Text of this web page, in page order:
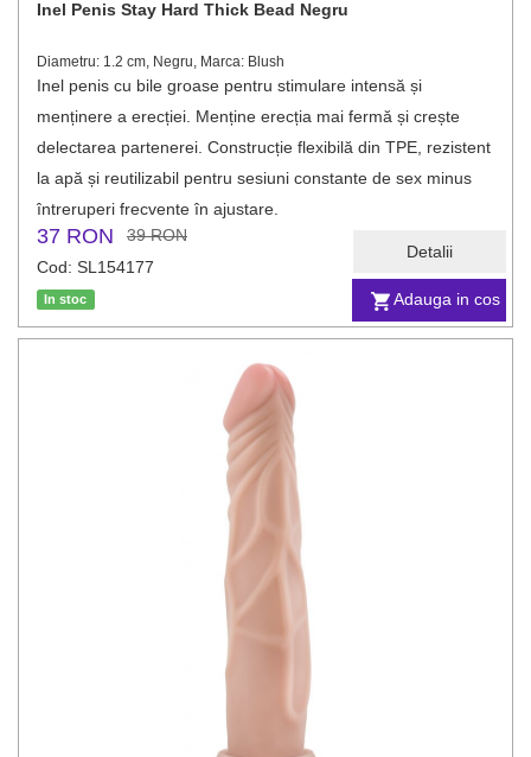
Adauga in cos
Detalii
Inel Penis Stay Hard Thick Bead Negru
Diametru: 1.2 cm, Negru, Marca: Blush
Inel penis cu bile groase pentru stimulare intensă și
menținere a erecției. Menține erecția mai fermă și crește
delectarea partenerei. Construcție flexibilă din TPE, rezistent
la apă și reutilizabil pentru sesiuni constante de sex minus
întreruperi frecvente în ajustare.
37 RON
39 RON
Cod: SL154177
In stoc